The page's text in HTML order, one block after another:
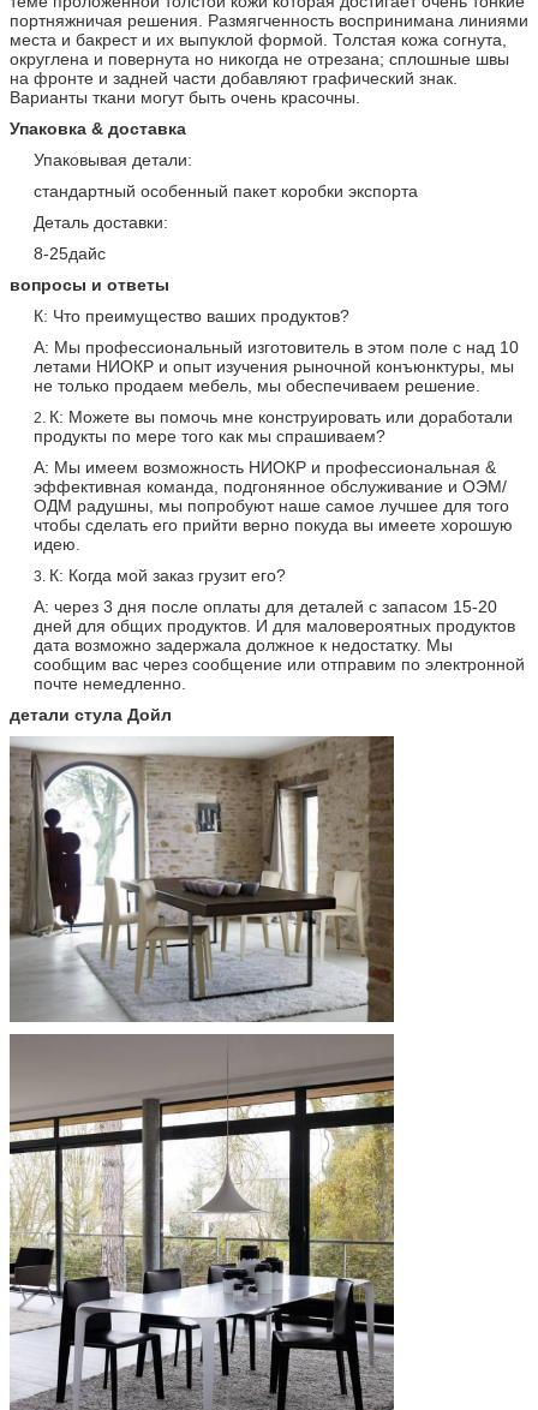
портняжничая решения. Размягченность воспринимана линиями
места и бакрест и их выпуклой формой. Толстая кожа согнута,
округлена и повернута но никогда не отрезана; сплошные швы
на фронте и задней части добавляют графический знак.
Варианты ткани могут быть очень красочны.
Упаковка & доставка
Упаковывая детали:
стандартный особенный пакет коробки экспорта
Деталь доставки:
8-25дайс
вопросы и ответы
К: Что преимущество ваших продуктов?
А: Мы профессиональный изготовитель в этом поле с над 10
летами НИОКР и опыт изучения рыночной конъюнктуры, мы
не только продаем мебель, мы обеспечиваем решение.
2. К: Можете вы помочь мне конструировать или доработали
продукты по мере того как мы спрашиваем?
А: Мы имеем возможность НИОКР и профессиональная &
эффективная команда, подгонянное обслуживание и ОЭМ/
ОДМ радушны, мы попробуют наше самое лучшее для того
чтобы сделать его прийти верно покуда вы имеете хорошую
идею.
3. К: Когда мой заказ грузит его?
А: через 3 дня после оплаты для деталей с запасом 15-20
дней для общих продуктов. И для маловероятных продуктов
дата возможно задержала должное к недостатку. Мы
сообщим вас через сообщение или отправим по электронной
почте немедленно.
детали стула Дойл